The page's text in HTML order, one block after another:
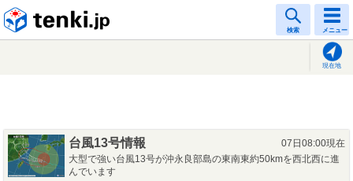
検索 メニュー
現在地
台風13号情報
07日08:00現在
大型で強い台風13号が沖永良部島の東南東約50kmを西北西に進
んでいます